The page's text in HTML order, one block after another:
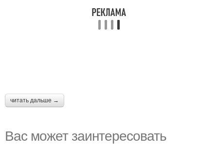
читать дальше →
Вас может заинтересовать